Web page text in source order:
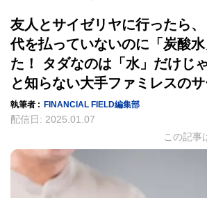
友人とサイゼリヤに行ったら
代を払っていないのに「炭酸
た！ タダなのは「水」だけじ
と知らない大手ファミレスの
執筆者 : FINANCIAL FIELD編集部
配信日: 2025.01.07
この記事